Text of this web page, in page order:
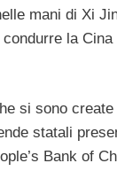
mani di Xi
la
si sono create
statali
Bank of